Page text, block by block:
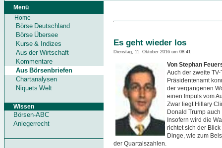
Menü
Home
Börse Deutschland
Börse Übersee
Kurse & Indizes
Aus der Wirtschaft
Kommentare
Aus Börsenbriefen
Chartanalysen
Niquets Welt
Wissen
Börsen-ABC
Anlegerrecht
Es geht wieder los
Dienstag, 11. Oktober 2016 um 08:41
Von Stephan
Auch der zweite
Präsidentenamt
der vergangenen
einen Impuls vom
Zwar liegt Hillary
Donald Trump
Insofern wird die
richtet sich der
Dinge, wie zum
der Quartalszahlen.